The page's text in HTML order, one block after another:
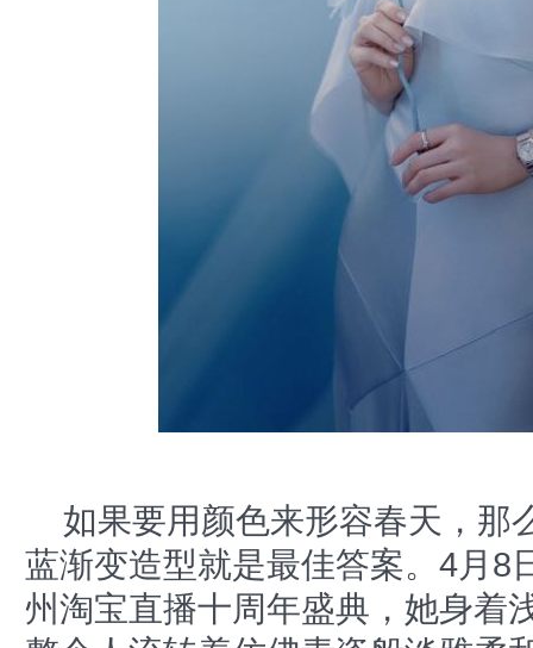
如果要用颜色来形容春天，那
蓝渐变造型就是最佳答案。4月8
州淘宝直播十周年盛典，她身着